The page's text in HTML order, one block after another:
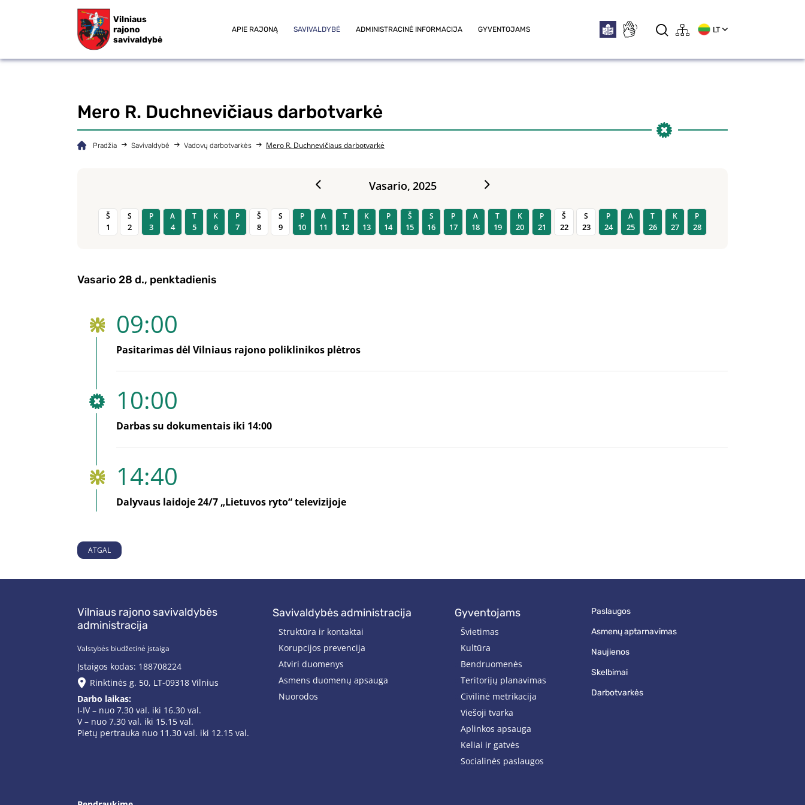
Vilniaus
rajono
savivaldybė
APIE RAJONĄ SAVIVALDYBĖ ADMINISTRACINĖ INFORMACIJA GYVENTOJAMS LT
Mero R. Duchnevičiaus darbotvarkė
Pradžia Savivaldybė Vadovų darbotvarkės Mero R. Duchnevičiaus darbotvarkė
Vasario, 2025
Š
1
S
2
P
3
A
4
T
5
K
6
P
7
Š
8
S
9
P
10
A
11
T
12
K
13
P
14
Š
15
S
16
P
17
A
18
T
19
K
20
P
21
Š
22
S
23
P
24
A
25
T
26
K
27
P
28
Vasario 28 d., penktadienis
09:00
Pasitarimas dėl Vilniaus rajono poliklinikos plėtros
10:00
Darbas su dokumentais iki 14:00
14:40
Dalyvaus laidoje 24/7 „Lietuvos ryto“ televizijoje
ATGAL
Vilniaus rajono savivaldybės
administracija
Valstybės biudžetinė įstaiga
Įstaigos kodas: 188708224
Rinktinės g. 50, LT-09318 Vilnius
Darbo laikas:
I-IV – nuo 7.30 val. iki 16.30 val.
V – nuo 7.30 val. iki 15.15 val.
Pietų pertrauka nuo 11.30 val. iki 12.15 val.
savivaldybės administracija
Struktūra ir kontaktai
Korupcijos prevencija
Atviri duomenys
Asmens duomenų apsauga
Nuorodos
gyventojams
Švietimas
Kultūra
Bendruomenės
Teritorijų planavimas
Civilinė metrikacija
Viešoji tvarka
Aplinkos apsauga
Keliai ir gatvės
Socialinės paslaugos
paslaugos
asmenų aptarnavimas
naujienos
skelbimai
darbotvarkės